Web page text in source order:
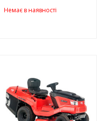
Немає в наявності